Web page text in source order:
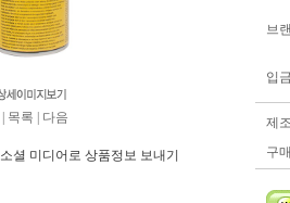
목록 다음
소셜 미디어로 상품정보 보내기
브
입
제
구